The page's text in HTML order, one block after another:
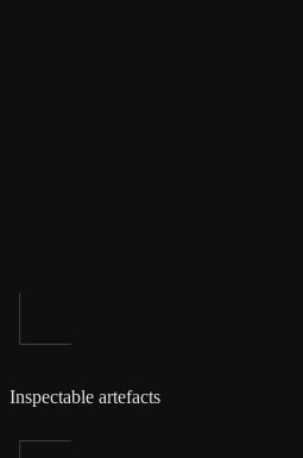
Inspectable artefacts